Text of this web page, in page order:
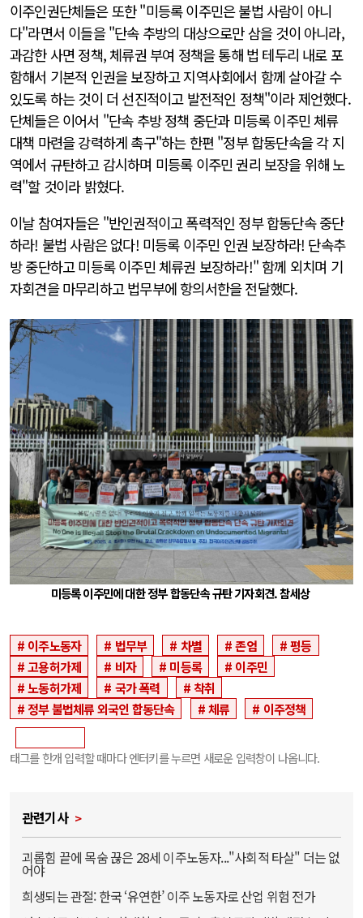
이주인권단체들은 또한 "미등록 이주민은 불법 사람이 아니
다"라면서 이들을 "단속 추방의 대상으로만 삼을 것이 아니라,
과감한 사면 정책, 체류권 부여 정책을 통해 법 테두리 내로 포
함해서 기본적 인권을 보장하고 지역사회에서 함께 살아갈 수
있도록 하는 것이 더 선진적이고 발전적인 정책"이라 제언했다.
단체들은 이어서 "단속 추방 정책 중단과 미등록 이주민 체류
대책 마련을 강력하게 촉구"하는 한편 "정부 합동단속을 각 지
역에서 규탄하고 감시하며 미등록 이주민 권리 보장을 위해 노
력"할 것이라 밝혔다.
이날 참여자들은 "반인권적이고 폭력적인 정부 합동단속 중단
하라! 불법 사람은 없다! 미등록 이주민 인권 보장하라! 단속추
방 중단하고 미등록 이주민 체류권 보장하라!" 함께 외치며 기
자회견을 마무리하고 법무부에 항의서한을 전달했다.
미등록 이주민에 대한 정부 합동단속 규탄 기자회견. 참세상
이주노동자 법무부 차별 존엄
평등
고용허가제
비자 미등록
이주민
노동허가제
국가 폭력
착취
정부 불법체류 외국인 합동단속
체류 이주정책
태그를 한개 입력할 때마다 엔터키를 누르면 새로운 입력창이 나옵니다.
관련기사
괴롭힘 끝에 목숨 끊은 28세 이주노동자..."사회적 타살" 더는 없
어야
희생되는 관절: 한국 ‘유연한’ 이주 노동자로 산업 위험 전가